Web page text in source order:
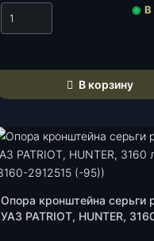
◉ В
В корзину
Опора кронштейна серьги
УАЗ PATRIOT, HUNTER,